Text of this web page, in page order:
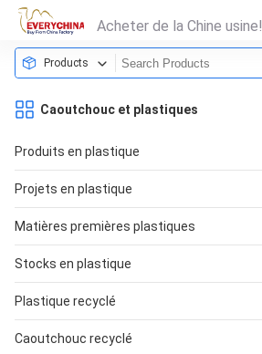
Acheter de la Chine usine!
Products
Caoutchouc et plastiques
Produits en plastique
Projets en plastique
Matières premières plastiques
Stocks en plastique
Plastique recyclé
Caoutchouc recyclé